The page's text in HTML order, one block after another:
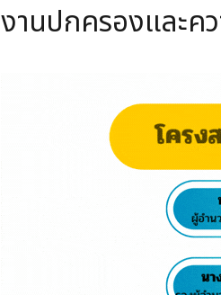
งานปกครองและค